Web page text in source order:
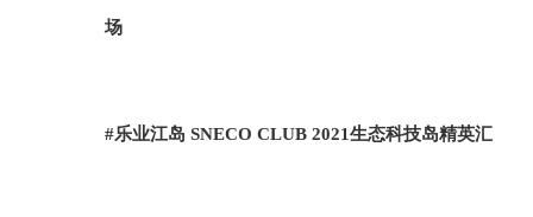
场
#乐业江岛 SNECO CLUB 2021生态科技岛精英汇